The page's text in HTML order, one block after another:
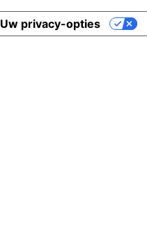
Uw privacy-opties